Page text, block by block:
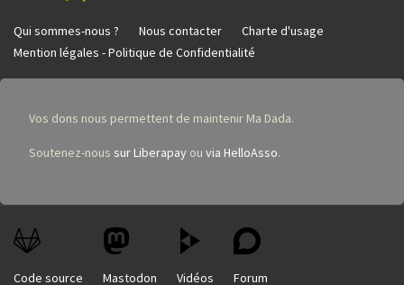
Qui sommes-nous ? Nous contacter
Charte d'usage
Mention légales - Politique de Confidentialité
Vos dons nous permettent de maintenir Ma Dada.
Soutenez-nous sur Liberapay ou via HelloAsso.
Code source Mastodon Vidéos Forum